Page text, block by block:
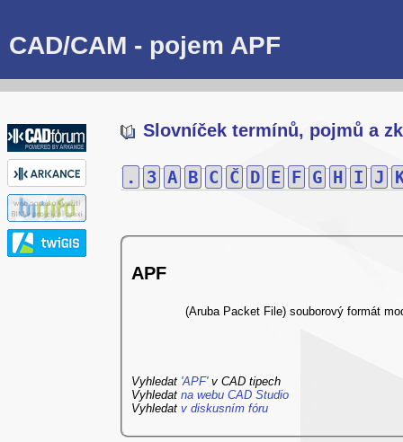
CAD/CAM - pojem APF
Slovníček termínů, pojmů a
. 3 A B C Č D E F G H I J
APF
(Aruba Packet File) souborový formát
Vyhledat 'APF'v CAD tipech
Vyhledat na webu CAD Studio
Vyhledat v diskusním fóru